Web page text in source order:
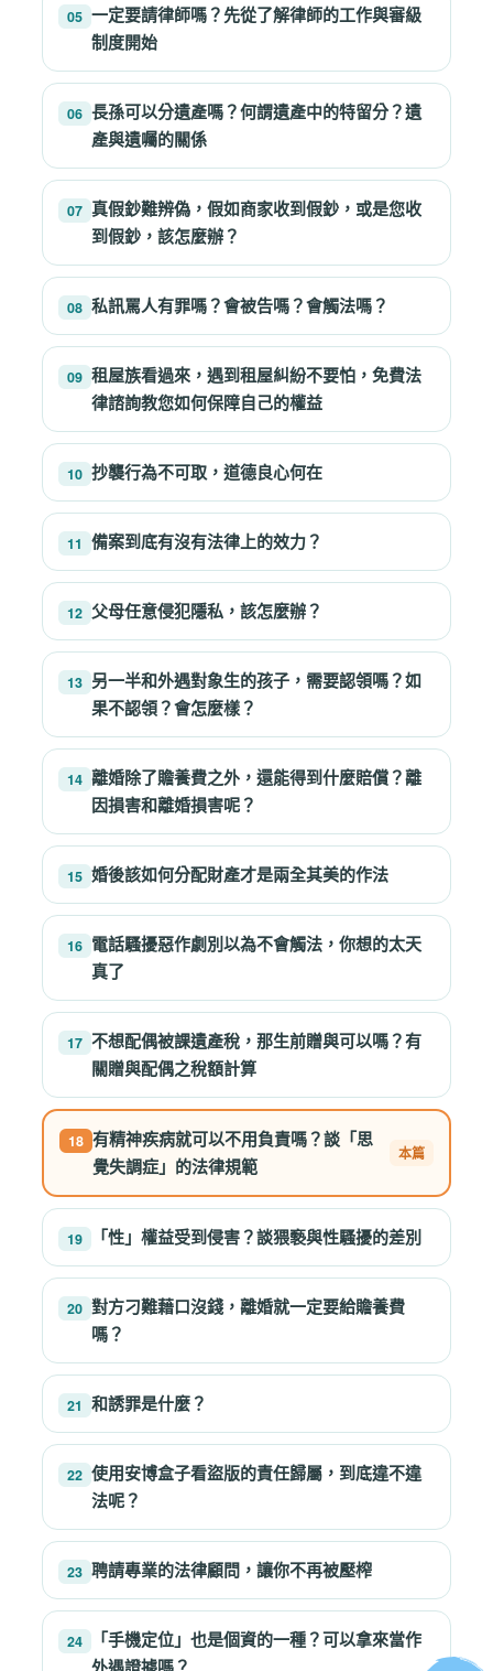
05 一定要請律師嗎？先從了解律師的工作與審級
制度開始
06 長孫可以分遺產嗎？何謂遺產中的特留分？遺
產與遺囑的關係
07 真假鈔難辨偽，假如商家收到假鈔，或是您收
到假鈔，該怎麼辦？
08 私訊罵人有罪嗎？會被告嗎？會觸法嗎？
09 租屋族看過來，遇到租屋糾紛不要怕，免費法
律諮詢教您如何保障自己的權益
10 抄襲行為不可取，道德良心何在
11 備案到底有沒有法律上的效力？
12 父母任意侵犯隱私，該怎麼辦？
13 另一半和外遇對象生的孩子，需要認領嗎？如
果不認領？會怎麼樣？
14 離婚除了贍養費之外，還能得到什麼賠償？離
因損害和離婚損害呢？
15 婚後該如何分配財產才是兩全其美的作法
16 電話騷擾惡作劇別以為不會觸法，你想的太天
真了
17 不想配偶被課遺產稅，那生前贈與可以嗎？有
關贈與配偶之稅額計算
18 有精神疾病就可以不用負責嗎？談「思
覺失調症」的法律規範
19 「性」權益受到侵害？談猥褻與性騷擾的差別
20 對方刁難藉口沒錢，離婚就一定要給贍養費
嗎？
21 和誘罪是什麼？
22 使用安博盒子看盜版的責任歸屬，到底違不違
法呢？
23 聘請專業的法律顧問，讓你不再被壓榨
24
「手機定位」也是個資的一種？可以拿來當作